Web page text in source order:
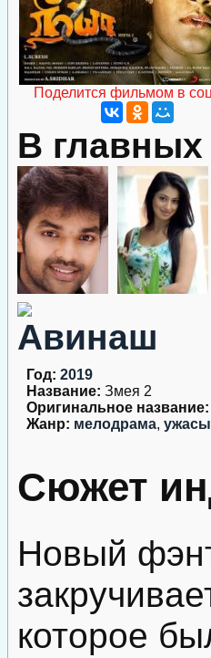
Поделится фильмом в
В главных
Год: 2019
Название: Змея 2
Оригинальное название:
Жанр: мелодрама, ужасы
Сюжет
Новый
которое